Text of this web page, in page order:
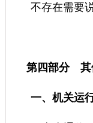
不存在需要
第四部分 其
一、机关运